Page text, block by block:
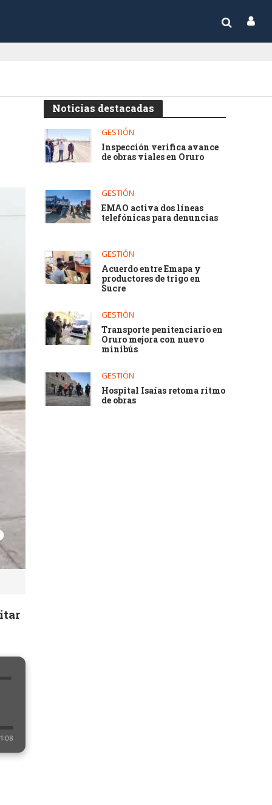
1:08
Noticias destacadas
GESTIÓN
Inspección verifica avance
de obras viales en Oruro
GESTIÓN
EMAO activa dos líneas
telefónicas para denuncias
GESTIÓN
Acuerdo entre Emapa y
productores de trigo en
Sucre
GESTIÓN
Transporte penitenciario en
Oruro mejora con nuevo
minibús
GESTIÓN
Hospital Isaías retoma ritmo
de obras